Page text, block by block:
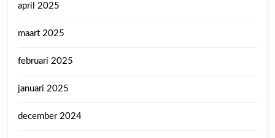
april 2025
maart 2025
februari 2025
januari 2025
december 2024